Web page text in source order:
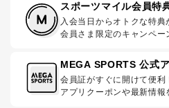
スポーツマイル会員特
入会当日からオトクな特典
会員さま限定のキャンペー
MEGA SPORTS 公式
会員証がすぐに開けて便利
アプリクーポンや最新情報